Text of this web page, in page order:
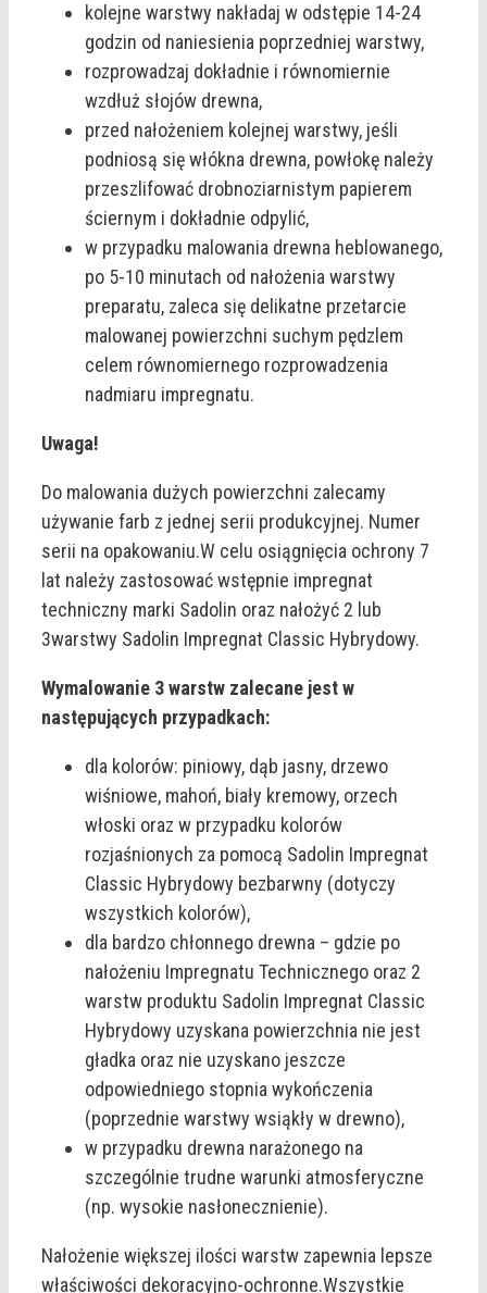
kolejne warstwy nakładaj w odstępie 14-24
godzin od naniesienia poprzedniej warstwy,
rozprowadzaj dokładnie i równomiernie
wzdłuż słojów drewna,
przed nałożeniem kolejnej warstwy, jeśli
podniosą się włókna drewna, powłokę należy
przeszlifować drobnoziarnistym papierem
ściernym i dokładnie odpylić,
w przypadku malowania drewna heblowanego,
po 5-10 minutach od nałożenia warstwy
preparatu, zaleca się delikatne przetarcie
malowanej powierzchni suchym pędzlem
celem równomiernego rozprowadzenia
nadmiaru impregnatu.
Uwaga!
Do malowania dużych powierzchni zalecamy
używanie farb z jednej serii produkcyjnej. Numer
serii na opakowaniu.W celu osiągnięcia ochrony 7
lat należy zastosować wstępnie impregnat
techniczny marki Sadolin oraz nałożyć 2 lub
3warstwy Sadolin Impregnat Classic Hybrydowy.
Wymalowanie 3 warstw zalecane jest w
następujących przypadkach:
dla kolorów: piniowy, dąb jasny, drzewo
wiśniowe, mahoń, biały kremowy, orzech
włoski oraz w przypadku kolorów
rozjaśnionych za pomocą Sadolin Impregnat
Classic Hybrydowy bezbarwny (dotyczy
wszystkich kolorów),
dla bardzo chłonnego drewna – gdzie po
nałożeniu Impregnatu Technicznego oraz 2
warstw produktu Sadolin Impregnat Classic
Hybrydowy uzyskana powierzchnia nie jest
gładka oraz nie uzyskano jeszcze
odpowiedniego stopnia wykończenia
(poprzednie warstwy wsiąkły w drewno),
w przypadku drewna narażonego na
szczególnie trudne warunki atmosferyczne
(np. wysokie nasłonecznienie).
Nałożenie większej ilości warstw zapewnia lepsze
właściwości dekoracyjno-ochronne.Wszystkie